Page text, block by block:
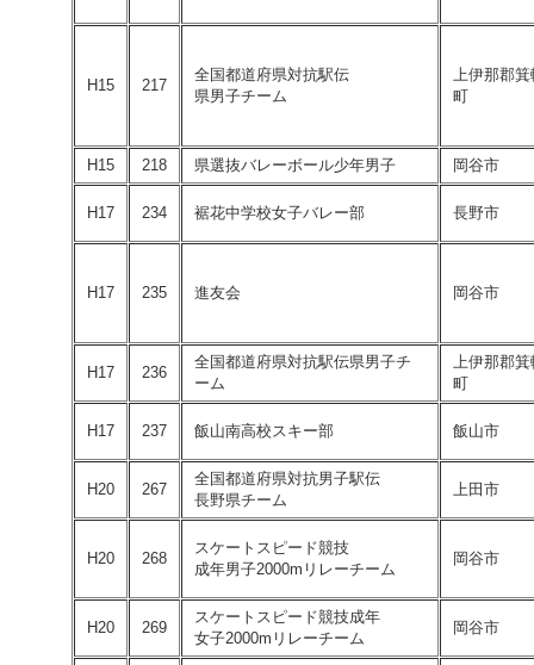
H15 217
全国都道府県対抗駅伝
県男子チーム
上伊那郡箕
町
H15 218 県選抜バレーボール少年男子 岡谷市
H17 234 裾花中学校女子バレー部 長野市
H17 235 進友会 岡谷市
H17 236
全国都道府県対抗駅伝県男子チ
ーム
上伊那郡箕
町
H17 237 飯山南高校スキー部 飯山市
H20 267
全国都道府県対抗男子駅伝
長野県チーム
上田市
H20 268
スケートスピード競技
成年男子2000mリレーチーム
岡谷市
H20 269
スケートスピード競技成年
女子2000mリレーチーム
岡谷市